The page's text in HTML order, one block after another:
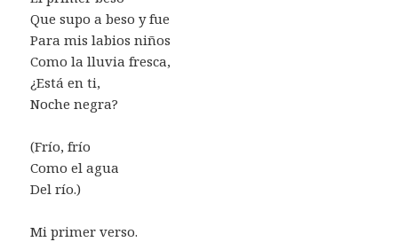
Que supo a beso y fue
Para mis labios niños
Como la lluvia fresca,
¿Está en ti,
Noche negra?
(Frío, frío
Como el agua
Del río.)
Mi primer verso.